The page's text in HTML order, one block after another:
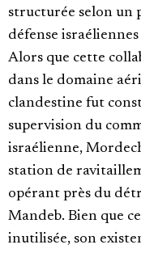
structurée selon un
défense
Alors que cette
dans le domaine
clandestine fut
supervision du
israélienne,
station de
opérant près du
Mandeb. Bien que
inutilisée, son